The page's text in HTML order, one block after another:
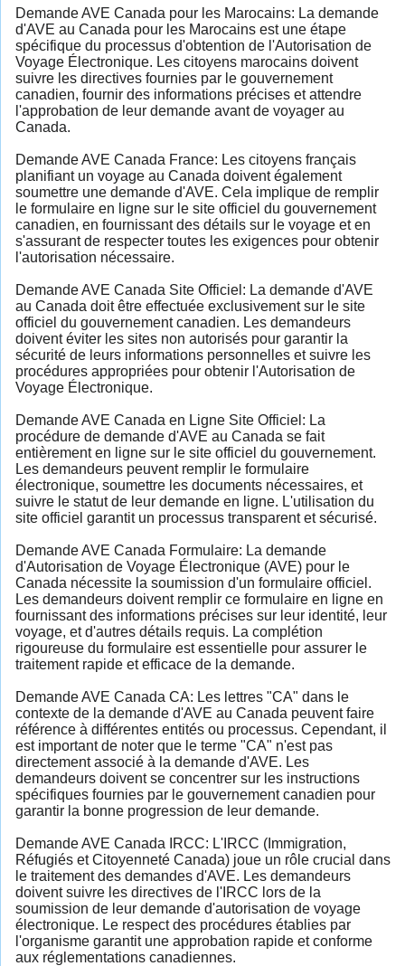
Demande AVE Canada pour les Marocains: La demande
d'AVE au Canada pour les Marocains est une étape
spécifique du processus d'obtention de l'Autorisation de
Voyage Électronique. Les citoyens marocains doivent
suivre les directives fournies par le gouvernement
canadien, fournir des informations précises et attendre
l'approbation de leur demande avant de voyager au
Canada.
Demande AVE Canada France: Les citoyens français
planifiant un voyage au Canada doivent également
soumettre une demande d'AVE. Cela implique de remplir
le formulaire en ligne sur le site officiel du gouvernement
canadien, en fournissant des détails sur le voyage et en
s'assurant de respecter toutes les exigences pour obtenir
l'autorisation nécessaire.
Demande AVE Canada Site Officiel: La demande d'AVE
au Canada doit être effectuée exclusivement sur le site
officiel du gouvernement canadien. Les demandeurs
doivent éviter les sites non autorisés pour garantir la
sécurité de leurs informations personnelles et suivre les
procédures appropriées pour obtenir l'Autorisation de
Voyage Électronique.
Demande AVE Canada en Ligne Site Officiel: La
procédure de demande d'AVE au Canada se fait
entièrement en ligne sur le site officiel du gouvernement.
Les demandeurs peuvent remplir le formulaire
électronique, soumettre les documents nécessaires, et
suivre le statut de leur demande en ligne. L'utilisation du
site officiel garantit un processus transparent et sécurisé.
Demande AVE Canada Formulaire: La demande
d'Autorisation de Voyage Électronique (AVE) pour le
Canada nécessite la soumission d'un formulaire officiel.
Les demandeurs doivent remplir ce formulaire en ligne en
fournissant des informations précises sur leur identité, leur
voyage, et d'autres détails requis. La complétion
rigoureuse du formulaire est essentielle pour assurer le
traitement rapide et efficace de la demande.
Demande AVE Canada CA: Les lettres "CA" dans le
contexte de la demande d'AVE au Canada peuvent faire
référence à différentes entités ou processus. Cependant, il
est important de noter que le terme "CA" n'est pas
directement associé à la demande d'AVE. Les
demandeurs doivent se concentrer sur les instructions
spécifiques fournies par le gouvernement canadien pour
garantir la bonne progression de leur demande.
Demande AVE Canada IRCC: L'IRCC (Immigration,
Réfugiés et Citoyenneté Canada) joue un rôle crucial dans
le traitement des demandes d'AVE. Les demandeurs
doivent suivre les directives de l'IRCC lors de la
soumission de leur demande d'autorisation de voyage
électronique. Le respect des procédures établies par
l'organisme garantit une approbation rapide et conforme
aux réglementations canadiennes.